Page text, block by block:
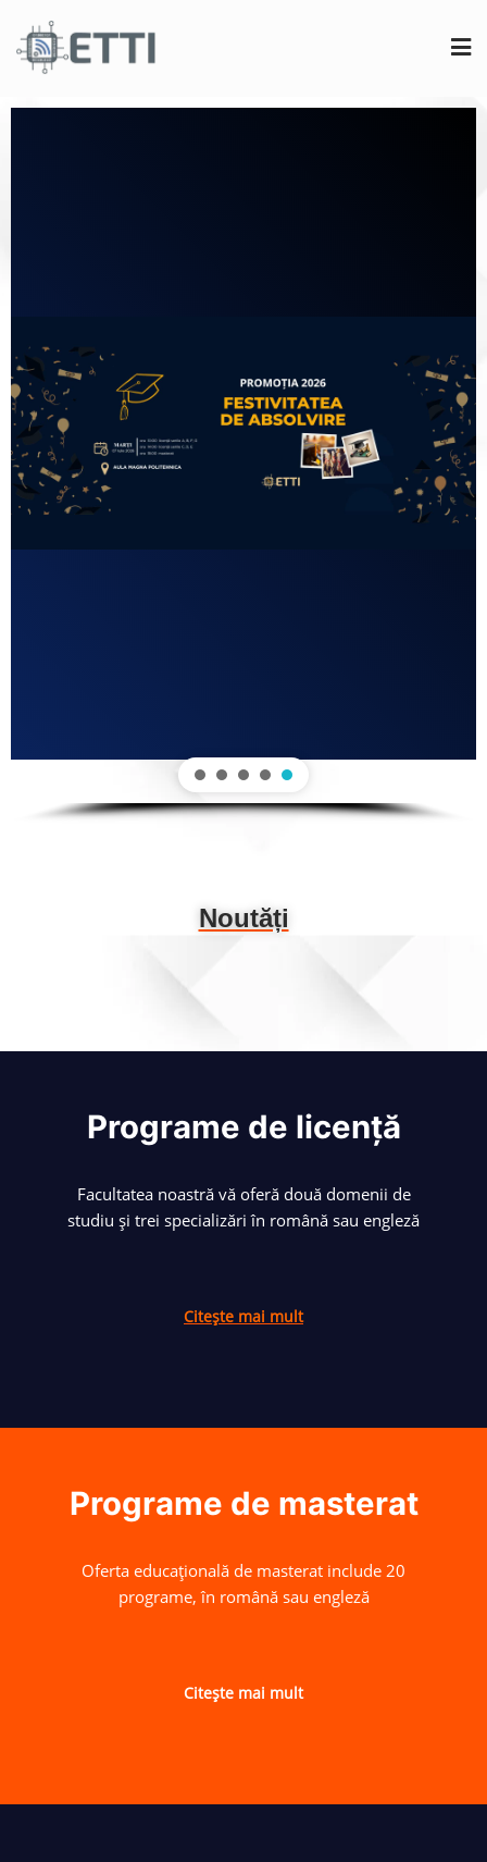
Noutăți
Programe de licență
Facultatea noastră vă oferă două domenii de
studiu și trei specializări în română sau engleză
Citește mai mult
Programe de masterat
Oferta educațională de masterat include 20
programe, în română sau engleză
Citește mai mult